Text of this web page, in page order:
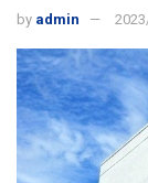
by admin